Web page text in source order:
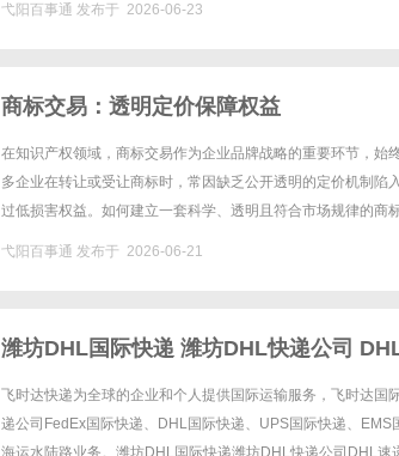
弋阳百事通 发布于 2026-06-23
商标交易：透明定价保障权益
在知识产权领域，商标交易作为企业品牌战略的重要环节，始
多企业在转让或受让商标时，常因缺乏公开透明的定价机制陷
过低损害权益。如何建立一套科学、透明且符合市场规律的商
弋阳百事通 发布于 2026-06-21
潍坊DHL国际快递 潍坊DHL快递公司
飞时达快递为全球的企业和个人提供国际运输服务，飞时达国
递公司FedEx国际快递、DHL国际快递、UPS国际快递、EMS
海运水陆路业务。潍坊DHL国际快递潍坊DHL快递公司DHL